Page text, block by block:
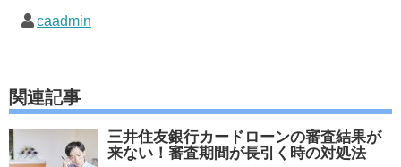
caadmin
関連記事
三井住友銀行カードローンの審査結果が
来ない！審査期間が長引く時の対処法